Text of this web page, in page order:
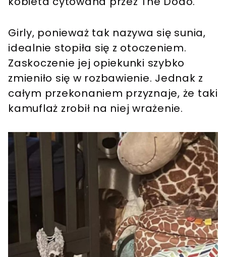
Girly, ponieważ tak nazywa się sunia,
idealnie stopiła się z otoczeniem.
Zaskoczenie jej opiekunki szybko
zmieniło się w rozbawienie. Jednak z
całym przekonaniem przyznaje, że taki
kamuflaż zrobił na niej wrażenie.